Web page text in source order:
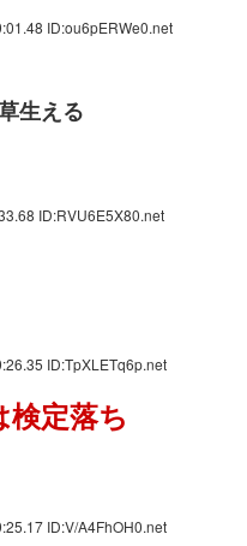
ID:ou6pERWe0.net
生える
ID:RVU6E5X80.net
ID:TpXLETq6p.net
定落ち
ID:V/A4FhOH0.net